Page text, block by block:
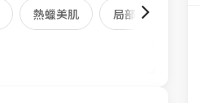
熱蠟美肌 局部身體護理